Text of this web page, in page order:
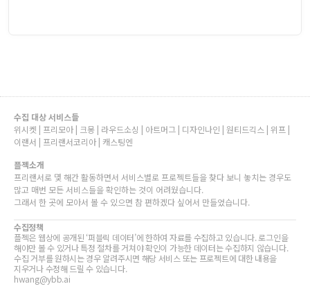
수집 대상 서비스들
위시켓 | 프리모아 | 크몽 | 라우드소싱 | 아트머그 | 디자인나인 | 원티드긱스 | 위프 |
이랜서 | 프리랜서코리아 | 캐스팅엔
플젝소개
프리랜서로 몇 해간 활동하면서 서비스별로 프로젝트들을 찾다 보니 놓치는 경우도
많고 매번 모든 서비스들을 확인하는 것이 어려웠습니다.
그래서 한 곳에 모아서 볼 수 있으면 참 편하겠다 싶어서 만들었습니다.
수집정책
플젝은 웹상에 공개된 ‘퍼블릭 데이터’에 한하여 자료를 수집하고 있습니다. 로그인을
해야만 볼 수 있거나 특정 절차를 거쳐야 확인이 가능한 데이터는 수집하지 않습니다.
수집 거부를 원하시는 경우 알려주시면 해당 서비스 또는 프로젝트에 대한 내용을
지우거나 수정해 드릴 수 있습니다.
hwang@ybb.ai